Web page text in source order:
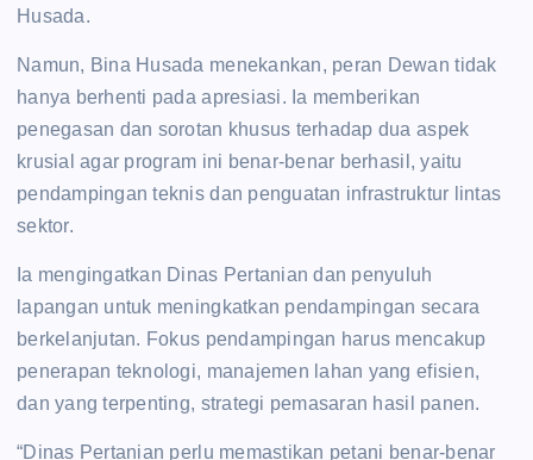
Husada.
Namun, Bina Husada menekankan, peran Dewan tidak
hanya berhenti pada apresiasi. Ia memberikan
penegasan dan sorotan khusus terhadap dua aspek
krusial agar program ini benar-benar berhasil, yaitu
pendampingan teknis dan penguatan infrastruktur lintas
sektor.
Ia mengingatkan Dinas Pertanian dan penyuluh
lapangan untuk meningkatkan pendampingan secara
berkelanjutan. Fokus pendampingan harus mencakup
penerapan teknologi, manajemen lahan yang efisien,
dan yang terpenting, strategi pemasaran hasil panen.
“Dinas Pertanian perlu memastikan petani benar-benar